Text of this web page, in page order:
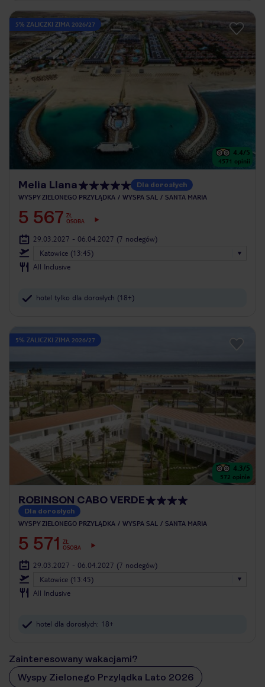
5% ZALICZKI ZIMA 2026/27
4.4/5
4571 opinii
Melia Llana Dla dorosłych
WYSPY ZIELONEGO PRZYLĄDKA WYSPA SAL SANTA MARIA
5 567 ZŁ
OSOBA
29.03.2027 - 06.04.2027 (7 noclegów)
Katowice (13:45)
All Inclusive
hotel tylko dla dorosłych (18+)
5% ZALICZKI ZIMA 2026/27
4.3/5
572 opinie
ROBINSON CABO VERDE
Dla dorosłych
WYSPY ZIELONEGO PRZYLĄDKA WYSPA SAL SANTA MARIA
5 571
ZŁ
OSOBA
29.03.2027 - 06.04.2027 (7 noclegów)
Katowice (13:45)
All Inclusive
hotel dla dorosłych: 18+
Zainteresowany wakacjami?
Wyspy Zielonego Przylądka Lato 2026